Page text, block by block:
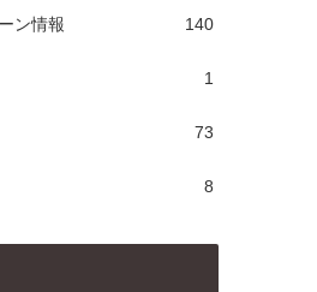
ン情報 140
1
73
8